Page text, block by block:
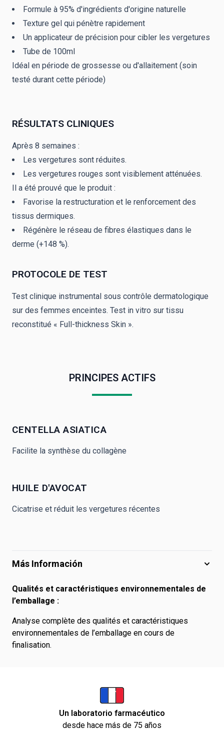
Formule à 95% d'ingrédients d'origine naturelle
Texture gel qui pénètre rapidement
Un applicateur de précision pour cibler les vergetures
Tube de 100ml
Idéal en période de grossesse ou d'allaitement (soin
testé durant cette période)
RÉSULTATS CLINIQUES
Après 8 semaines :
Les vergetures sont réduites.
Les vergetures rouges sont visiblement atténuées.
Il a été prouvé que le produit :
Favorise la restructuration et le renforcement des
tissus dermiques.
Régénère le réseau de fibres élastiques dans le
derme (+148 %).
PROTOCOLE DE TEST
Test clinique instrumental sous contrôle dermatologique
sur des femmes enceintes. Test in vitro sur tissu
reconstitué « Full-thickness Skin ».
PRINCIPES ACTIFS
CENTELLA ASIATICA
Facilite la synthèse du collagène
HUILE D'AVOCAT
Cicatrise et réduit les vergetures récentes
Más Información
Qualités et caractéristiques environnementales de
l’emballage :
Analyse complète des qualités et caractéristiques
environnementales de l’emballage en cours de
finalisation.
Un laboratorio farmacéutico
desde hace más de 75 años